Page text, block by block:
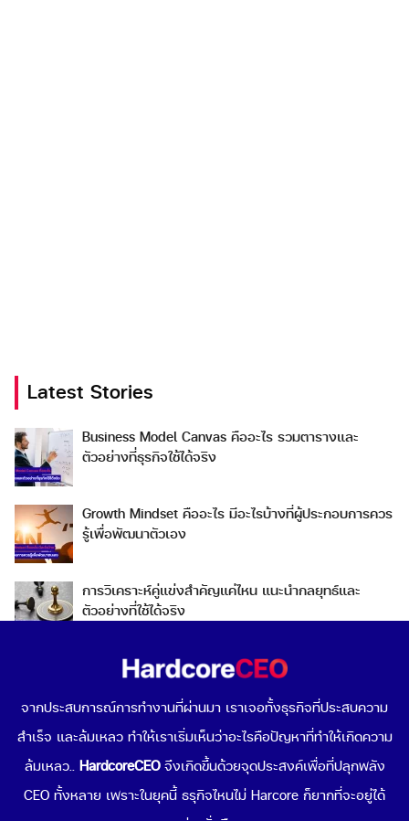
Latest Stories
Business Model Canvas คืออะไร รวมตารางและ
ตัวอย่างที่ธุรกิจใช้ได้จริง
Growth Mindset คืออะไร มีอะไรบ้างที่ผู้ประกอบการควร
รู้เพื่อพัฒนาตัวเอง
การวิเคราะห์คู่แข่งสำคัญแค่ไหน แนะนำกลยุทธ์และ
ตัวอย่างที่ใช้ได้จริง
Go To Market คืออะไร เลือกกลยุทธ์การเข้าสู่ตลาดต่าง
Data-Driven Organization คืออะไร ทำไมการขับเคลื่อน
องค์กรด้วยข้อมูลถึงดีต่อธุรกิจคุณ
จากประสบการณ์การทำงานที่ผ่านมา เราเจอทั้งธุรกิจที่ประสบความ
สำเร็จ และล้มเหลว ทำให้เราเริ่มเห็นว่าอะไรคือปัญหาที่ทำให้เกิดความ
ล้มเหลว.. HardcoreCEOจึงเกิดขึ้นด้วยจุดประสงค์เพื่อที่ปลุกพลัง
CEO ทั้งหลาย เพราะในยุคนี้ ธรุกิจไหนไม่ Harcore ก็ยากที่จะอยู่ได้